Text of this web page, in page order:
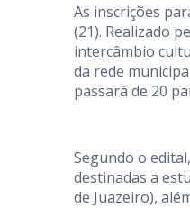
As inscrições
(21). Realizado
intercâmbio
da rede
passará de 20
Segundo o
destinadas a
de Juazeiro),